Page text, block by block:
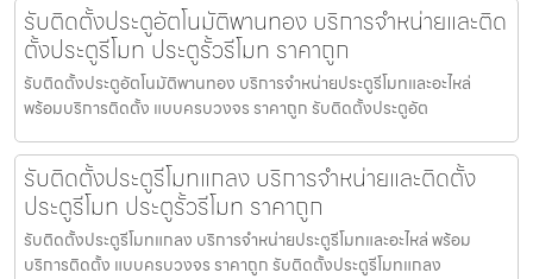
รับติดตั้งประตูอัตโนมัติพานทอง บริการจำหน่ายและติด
ตั้งประตูรีโมท ประตูรั้วรีโมท ราคาถูก
รับติดตั้งประตูอัตโนมัติพานทอง บริการจำหน่ายประตูรีโมทและอะไหล่
พร้อมบริการติดตั้ง แบบครบวงจร ราคาถูก รับติดตั้งประตูอัต
รับติดตั้งประตูรีโมทแกลง บริการจำหน่ายและติดตั้ง
ประตูรีโมท ประตูรั้วรีโมท ราคาถูก
รับติดตั้งประตูรีโมทแกลง บริการจำหน่ายประตูรีโมทและอะไหล่ พร้อม
บริการติดตั้ง แบบครบวงจร ราคาถูก รับติดตั้งประตูรีโมทแกลง